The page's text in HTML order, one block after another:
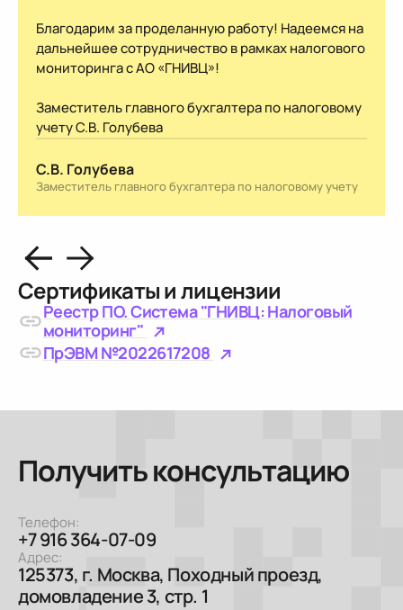
Благодарим за проделанную работу! Надеемся на
дальнейшее сотрудничество в рамках налогового
мониторинга с АО «ГНИВЦ»!
Заместитель главного бухгалтера по налоговому
учету С.В. Голубева
С.В. Голубева
Заместитель главного бухгалтера по налоговому учету
Сертификаты и лицензии
Реестр ПО. Система "ГНИВЦ: Налоговый
мониторинг"
ПрЭВМ №2022617208
Получить консультацию
Телефон:
+7 916 364-07-09
Адрес:
125373, г. Москва, Походный проезд,
домовладение 3, стр. 1